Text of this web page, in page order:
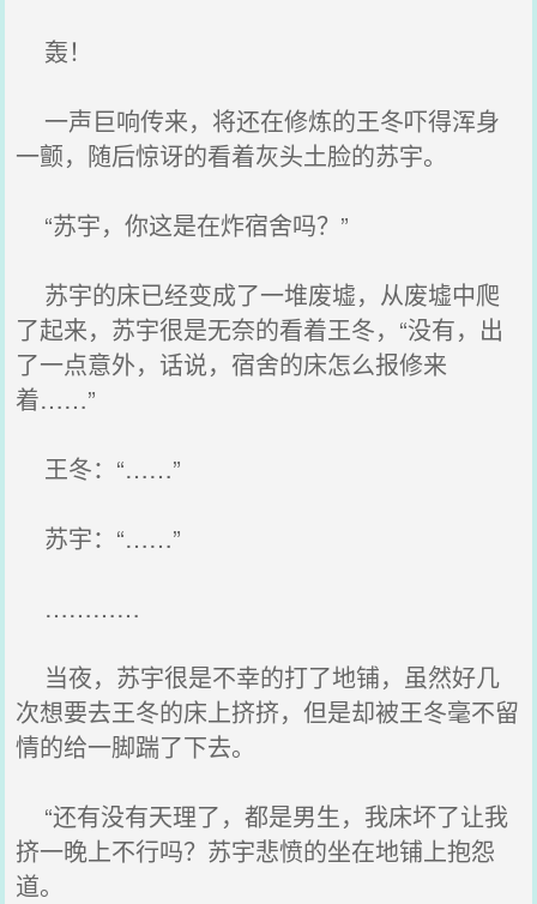
轰！
一声巨响传来，将还在修炼的王冬吓得浑身
一颤，随后惊讶的看着灰头土脸的苏宇。
“苏宇，你这是在炸宿舍吗？”
苏宇的床已经变成了一堆废墟，从废墟中爬
了起来，苏宇很是无奈的看着王冬，“没有，出
了一点意外，话说，宿舍的床怎么报修来
着……”
王冬：“……”
苏宇：“……”
…………
当夜，苏宇很是不幸的打了地铺，虽然好几
次想要去王冬的床上挤挤，但是却被王冬毫不留
情的给一脚踹了下去。
“还有没有天理了，都是男生，我床坏了让我
挤一晚上不行吗？苏宇悲愤的坐在地铺上抱怨
道。